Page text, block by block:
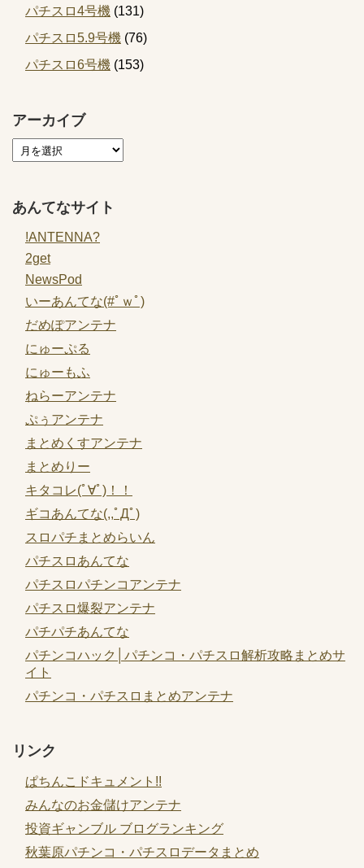
パチスロ4号機 (131)
パチスロ5.9号機 (76)
パチスロ6号機 (153)
アーカイブ
あんてなサイト
!ANTENNA?
2get
NewsPod
いーあんてな(#ﾟｗﾟ)
だめぽアンテナ
にゅーぷる
にゅーもふ
ねらーアンテナ
ぷぅアンテナ
まとめくすアンテナ
まとめりー
キタコレ(ﾟ∀ﾟ)！！
ギコあんてな(,,ﾟДﾟ)
スロパチまとめらいん
パチスロあんてな
パチスロパチンコアンテナ
パチスロ爆裂アンテナ
パチパチあんてな
パチンコハック│パチンコ・パチスロ解析攻略まとめサ
イト
パチンコ・パチスロまとめアンテナ
リンク
ぱちんこドキュメント!!
みんなのお金儲けアンテナ
投資ギャンブル ブログランキング
秋葉原パチンコ・パチスロデータまとめ